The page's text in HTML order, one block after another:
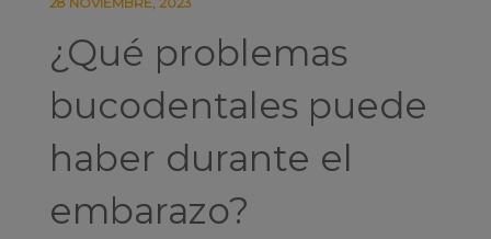
¿Qué problemas
bucodentales puede
haber durante el
embarazo?